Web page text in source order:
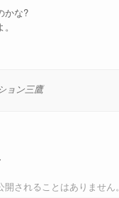
かな?
ョン三鷹
されることはありません。